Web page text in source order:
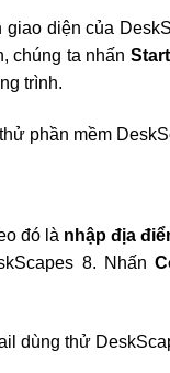
giao diện của
chúng ta nhấn
trình.
đó là nhập địa
8. Nhấn